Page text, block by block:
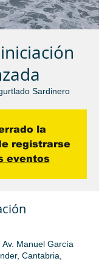
Sardinero
la
registrarse
eventos
Manuel García
Cantabria,